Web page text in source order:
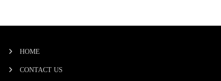
HOME
CONTACT US